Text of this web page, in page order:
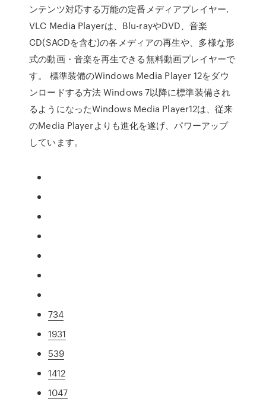
ンテンツ対応する万能の定番メディアプレイヤー.
VLC Media Playerは、Blu-rayやDVD、音楽
CD(SACDを含む)の各メディアの再生や、多様な形
式の動画・音楽を再生できる無料動画プレイヤーで
す。 標準装備のWindows Media Player 12をダウ
ンロードする方法 Windows 7以降に標準装備され
るようになったWindows Media Player12は、従来
のMedia Playerよりも進化を遂げ、パワーアップ
しています。
734
1931
539
1412
1047